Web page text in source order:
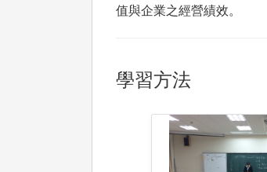
值與企業之經營績效。
學習方法